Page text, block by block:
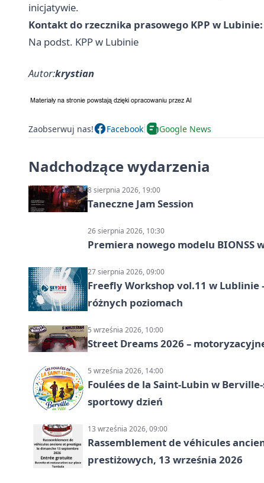
inicjatywie.
Kontakt do rzecznika prasowego KPP w Lubinie:
Na podst. KPP w Lubinie
Autor:krystian
Zaobserwuj nas! Facebook Google News
Nadchodzące wydarzenia
8 sierpnia 2026, 19:00
Taneczne Jam Session
26 sierpnia 2026, 10:30
Premiera nowego modelu BIONSS
27 sierpnia 2026, 09:00
Freefly Workshop vol.11 w
różnych poziomach
5 września 2026, 10:00
Street Dreams 2026 –
5 września 2026, 14:00
Foulées de la Saint-Lubin w
sportowy dzień
13 września 2026, 09:00
Rassemblement de véhicules
prestiżowych, 13 września 2026